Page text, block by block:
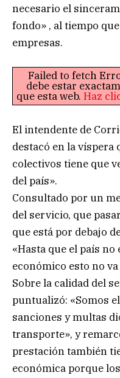
necesario el
fondo» , al tiempo
empresas.
Failed to fetch
debe estar
que esta web. Haz
El intendente de
destacó en la víspera
colectivos tiene que
del país».
Consultado por un
del servicio, que
que está por debajo
«Hasta que el país
económico esto no
Sobre la calidad del
puntualizó: «Somos
sanciones y multas
transporte», y
prestación también
económica porque